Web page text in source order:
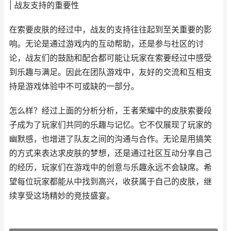
| 战友支持的重要性
在索要皮肤的经过中，战友的支持往往起到至关重要的影
响。无论是通过游戏内的互动帮助，还是参与社区的讨
论，战友们的鼓励和配合都可能让玩家在索要经过中感受
到乐趣与满足。因此在团队游戏中，友好的交流和互相支
持是游戏体验中不可或缺的一部分。
怎么样？经过上面的分析分析，王者荣耀中的皮肤索要段
子成为了玩家们共同的乐趣与记忆。它不仅展现了玩家的
幽默感，也增进了队友之间的沟通与合作。无论是用搞笑
的方式来表达求皮肤的梦想，还是通过社区互动分享自己
的经历，玩家们在游戏中的创意与乐趣永远不会缺席。希
望每位玩家都能从中找到高兴，收获属于自己的皮肤，继
续享受这场精妙的竞技盛宴。